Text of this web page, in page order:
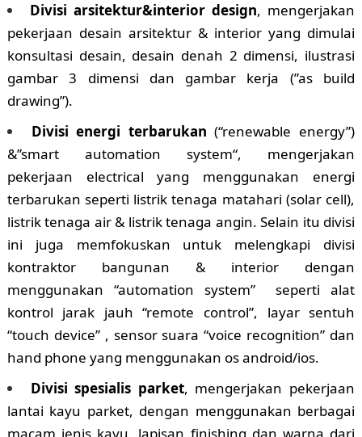
Divisi arsitektur&interior design, mengerjakan
pekerjaan desain arsitektur & interior yang dimulai
konsultasi desain, desain denah 2 dimensi, ilustrasi
gambar 3 dimensi dan gambar kerja (”as build
drawing”).
Divisi energi terbarukan (“renewable energy”)
&”smart automation system“, mengerjakan
pekerjaan electrical yang menggunakan energi
terbarukan seperti listrik tenaga matahari (solar cell),
listrik tenaga air & listrik tenaga angin. Selain itu divisi
ini juga memfokuskan untuk melengkapi divisi
kontraktor bangunan & interior dengan
menggunakan “automation system” seperti alat
kontrol jarak jauh “remote control”, layar sentuh
“touch device” , sensor suara “voice recognition” dan
hand phone yang menggunakan os android/ios.
Divisi spesialis parket, mengerjakan pekerjaan
lantai kayu parket, dengan menggunakan berbagai